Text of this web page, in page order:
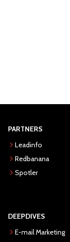
PARTNERS
Leadinfo
Redbanana
Spotler
DEEPDIVES
E-mail Marketing